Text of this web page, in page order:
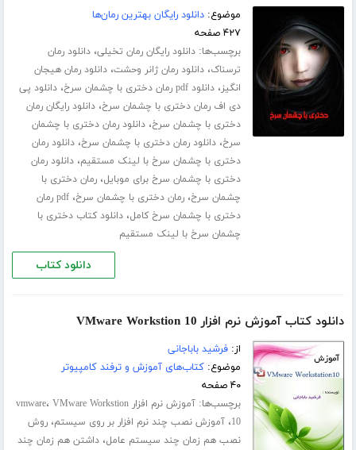
موضوع:دانلود رایگان بهترین رمان‌ها
۴۲۷ صفحه
برچسب‌ها:دانلود رایگان رمان تخیلی،دانلود رمان
ترسناک،دانلود رمان ژانر وحشت،دانلود رمان هیجان
انگیز،دانلود pdf رمان دختری با چشمان سرخ ،دانلود پی
دی اف رمان دختری با چشمان سرخ،دانلود رایگان رمان
دختری با چشمان سرخ،دانلود رمان دختری با چشمان
سرخ،دانلود رمان دختری با چشمان سرخ،دانلود رمان
دختری با چشمان سرخ با لینک مستقیم،دانلود رمان
دختری با چشمان سرخ برای موبایل،رمان دختری با
چشمان سرخ،رمان دختری با چشمان سرخ،
pdf رمان
دختری با چشمان سرخ کامل،دانلود کتاب دختری با
چشمان سرخ با لینک مستقیم
دانلود کتاب
دانلود کتاب آموزش نرم افزار VMware Workstion 10
از:فرشید باباجانی
موضوع:کتاب‌های آموزش و ترفند کامپیوتر
۴۰ صفحه
برچسب‌ها:آموزش نرم افزار vmware ، VMware Workstion
10،آموزش نصب چند نرم افزار بر روی سیستم،روش
نصب هم زمان چند سیستم عامل،داشتن هم زمان چند